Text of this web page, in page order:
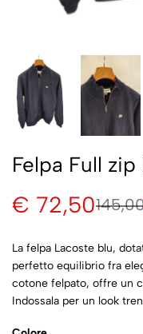
Felpa Full
€ 72,50
La felpa Lacoste blu,
perfetto equilibrio fra
cotone felpato, offre un
Indossala per un look